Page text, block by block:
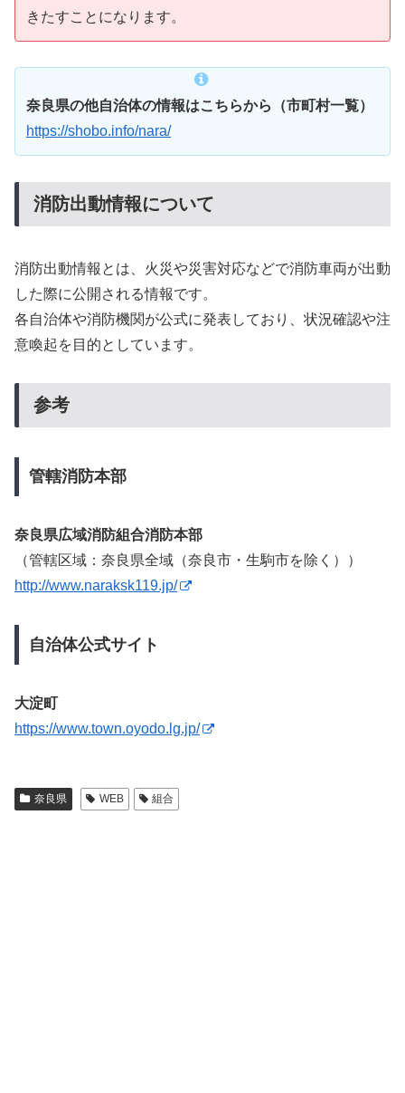
きたすことになります。
奈良県の他自治体の情報はこちらから（市町村一覧）
https://shobo.info/nara/
消防出動情報について
消防出動情報とは、火災や災害対応などで消防車両が出動
した際に公開される情報です。
各自治体や消防機関が公式に発表しており、状況確認や注
意喚起を目的としています。
参考
管轄消防本部
奈良県広域消防組合消防本部
（管轄区域：奈良県全域（奈良市・生駒市を除く））
http://www.naraksk119.jp/
自治体公式サイト
大淀町
https://www.town.oyodo.lg.jp/
奈良県 WEB 組合